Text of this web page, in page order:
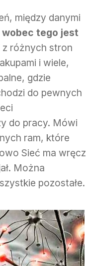
między danymi
wobec tego jest
z różnych stron
i wiele,
gdzie
do pewnych
do pracy. Mówi
ram, które
Sieć ma wręcz
Można
pozostałe.